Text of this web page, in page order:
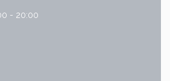
- 20:00